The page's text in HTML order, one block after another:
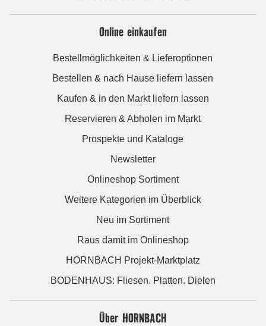
Online einkaufen
Bestellmöglichkeiten & Lieferoptionen
Bestellen & nach Hause liefern lassen
Kaufen & in den Markt liefern lassen
Reservieren & Abholen im Markt
Prospekte und Kataloge
Newsletter
Onlineshop Sortiment
Weitere Kategorien im Überblick
Neu im Sortiment
Raus damit im Onlineshop
HORNBACH Projekt-Marktplatz
BODENHAUS: Fliesen. Platten. Dielen
Über HORNBACH